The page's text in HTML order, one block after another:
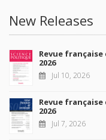
New Releases
Revue
2026
Jul 10, 2026
Revue
2026
Jul 7, 2026